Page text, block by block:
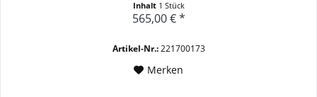
Inhalt 1 Stück
565,00 € *
Artikel-Nr.:221700173
Merken